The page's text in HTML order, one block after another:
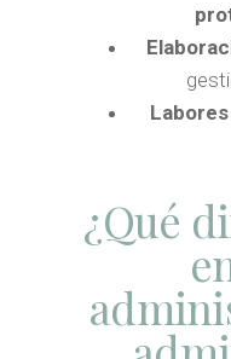
¿Qué